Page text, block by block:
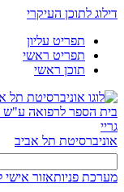
דילוג לתוכן העיקרי
תפריט עליון
תפריט ראשי
תוכן ראשי
בית הספר לרפואה ע"ש
גריי
אוניברסיטת תל אביב
מערכת פניותאזור אישי